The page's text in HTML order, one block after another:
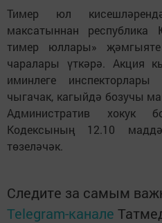
Тимер юл
максатыннан
тимер юллары»
чаралары үткәрә. Акция
иминлеге
чыгачак, кагыйдә бозучы
Административ хокук
Кодексының 12.10
төзеләчәк.
Следите за самым
Telegram-канале